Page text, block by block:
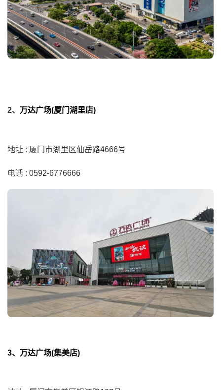
2、 万达广场(厦门湖里店)
地址 : 厦门市湖里区仙岳路4666号
电话 : 0592-6776666
3、万达广场(集美店)